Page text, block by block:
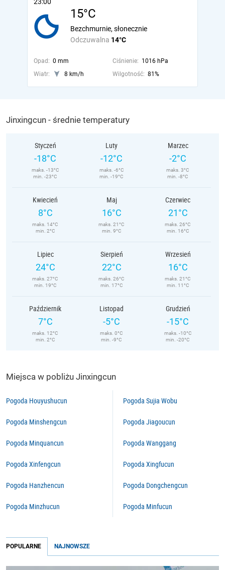
15°C
Odczuwalna 14°C
Bezchmurnie, słonecznie
Opad: 0 mm Ciśnienie: 1016 hPa
Wiatr:
8 km/h Wilgotność: 81%
Jinxingcun - średnie temperatury
Styczeń
-18°C
maks. -13°C
min. -23°C
Luty
-12°C
maks. -6°C
min. -19°C
Marzec
-2°C
maks. 3°C
min. -8°C
Kwiecień
8°C
maks. 14°C
min. 2°C
Maj
16°C
maks. 21°C
min. 9°C
Czerwiec
21°C
maks. 26°C
min. 16°C
Lipiec
24°C
maks. 27°C
min. 19°C
Sierpień
22°C
maks. 26°C
min. 17°C
Wrzesień
16°C
maks. 21°C
min. 11°C
Październik
7°C
maks. 12°C
min. 2°C
Listopad
-5°C
maks. 0°C
min. -9°C
Grudzień
-15°C
maks. -10°C
min. -20°C
Miejsca w pobliżu Jinxingcun
Pogoda Houyushucun
Pogoda Minshengcun
Pogoda Minquancun
Pogoda Xinfengcun
Pogoda Hanzhencun
Pogoda Minzhucun
Pogoda Sujia Wobu
Pogoda Jiagoucun
Pogoda Wanggang
Pogoda Xingfucun
Pogoda Dongchengcun
Pogoda Minfucun
POPULARNE NAJNOWSZE